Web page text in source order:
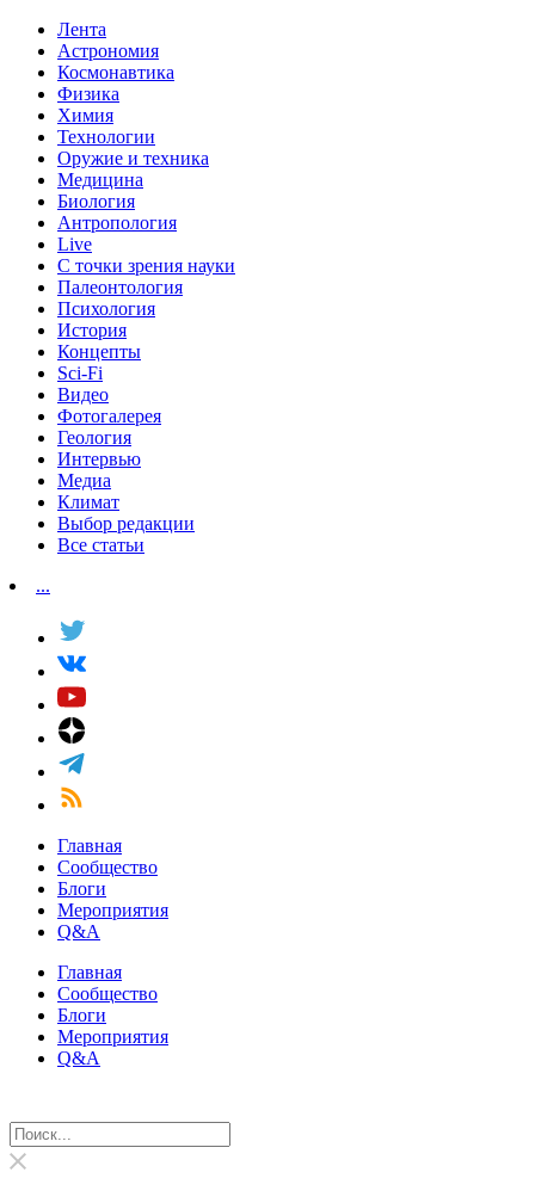
Лента
Астрономия
Космонавтика
Физика
Химия
Технологии
Оружие и техника
Медицина
Биология
Антропология
Live
С точки зрения науки
Палеонтология
Психология
История
Концепты
Sci-Fi
Видео
Фотогалерея
Геология
Интервью
Медиа
Климат
Выбор редакции
Все статьи
...
Главная
Сообщество
Блоги
Мероприятия
Q&A
Главная
Сообщество
Блоги
Мероприятия
Q&A